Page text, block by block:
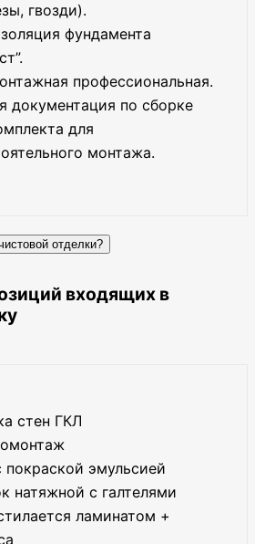
гвозди).
фундамента
профессиональная.
документация по сборке
для
монтажа.
отделки?
входящих в
стен ГКЛ
покраской эмульсией
натяжной с галтелями
ламинатом +